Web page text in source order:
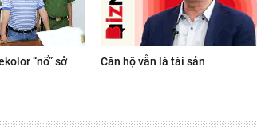
“nổ” sở
Căn hộ vẫn là tài sản